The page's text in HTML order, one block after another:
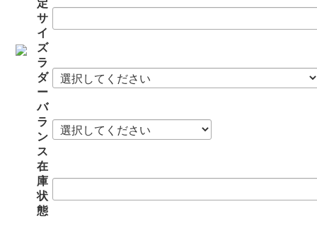
定
サ
イ
ズ
ラ
ダ
ー
バ
ラ
ン
ス
在
庫
状
態